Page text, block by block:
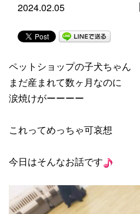
2024.02.05
ペットショップの子犬ちゃん
まだ産まれて数ヶ月なのに
涙焼けがーーーー
これってめっちゃ可哀想
今日はそんなお話です